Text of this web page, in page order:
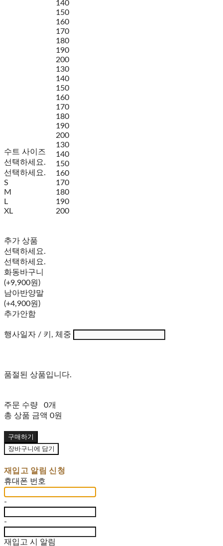
수트 사이즈
선택하세요.
선택하세요.
S
M
L
XL
140
150
160
170
180
190
200
130
140
150
160
170
180
190
200
130
140
150
160
170
180
190
200
추가 상품
선택하세요.
선택하세요.
화동바구니
(+9,900원)
남아반양말
(+4,900원)
추가안함
행사일자 / 키, 체중
품절된 상품입니다.
주문 수량
0개
총 상품 금액 0원
구매하기
장바구니에 담기
재입고 알림 신청
휴대폰 번호
-
-
재입고 시 알림